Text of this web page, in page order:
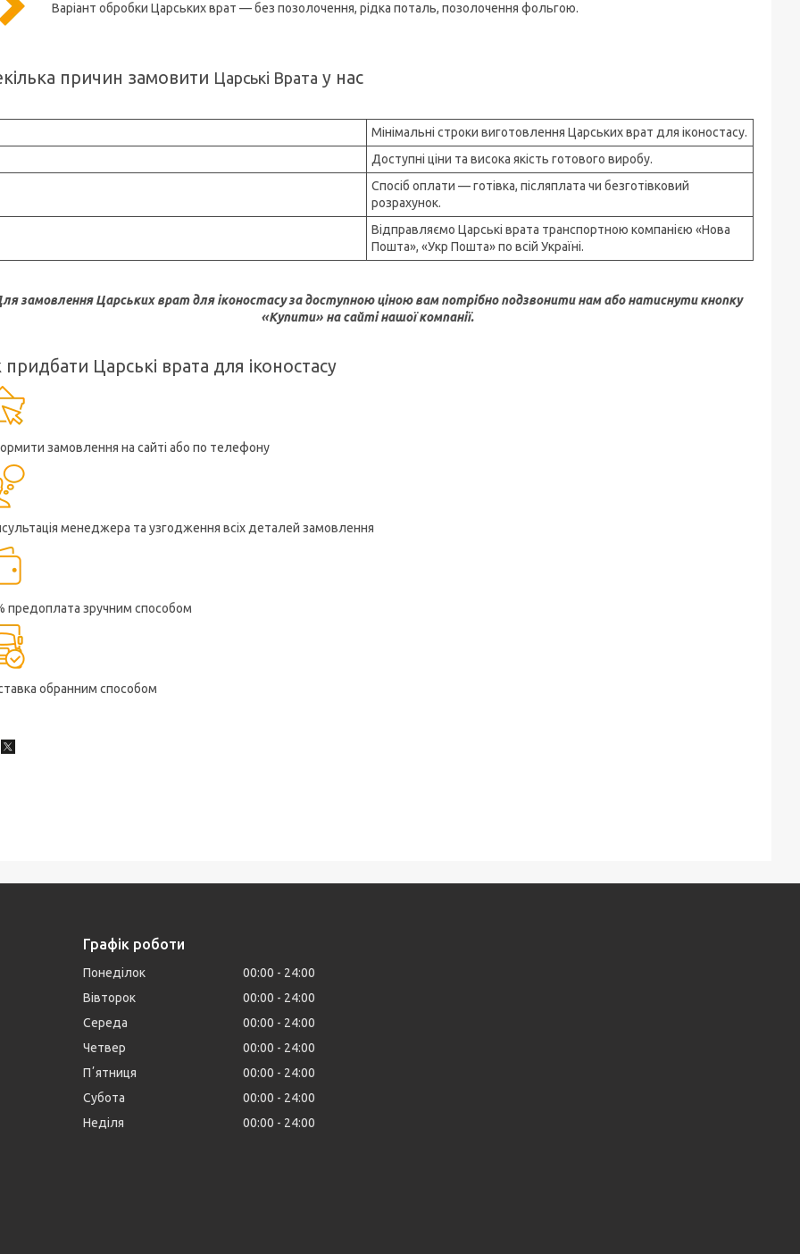
Варіант обробки Царських врат — без позолочення, рідка поталь, позолочення фольгою.
причин замовити Царські Врата у нас
Мінімальні строки виготовлення Царських врат для іконостасу.
Доступні ціни та висока якість готового виробу.
Спосіб оплати — готівка, післяплата чи безготівковий
розрахунок.
Відправляємо Царські врата транспортною компанією «Нова
Пошта», «Укр Пошта» по всій Україні.
замовлення Царських врат для іконостасу за доступною ціною вам потрібно подзвонити нам або натиснути кнопку
«Купити» на сайті нашої компанії.
придбати Царські врата для іконостасу
замовлення на сайті або по телефону
менеджера та узгодження всіх деталей замовлення
предоплата зручним способом
обранним способом
Графік роботи
Понеділок 00:00
24:00
Вівторок
00:00
24:00
Середа
00:00
24:00
Четвер
00:00
24:00
Пʼятниця
00:00
24:00
Субота
00:00
24:00
Неділя
00:00 24:00